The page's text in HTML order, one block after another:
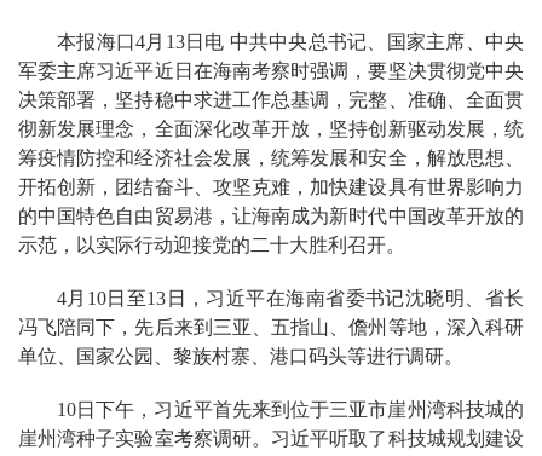
本报海口4月13日电 中共中央总书记、国家主席、中央
军委主席习近平近日在海南考察时强调，要坚决贯彻党中央
决策部署，坚持稳中求进工作总基调，完整、准确、全面贯
彻新发展理念，全面深化改革开放，坚持创新驱动发展，统
筹疫情防控和经济社会发展，统筹发展和安全，解放思想、
开拓创新，团结奋斗、攻坚克难，加快建设具有世界影响力
的中国特色自由贸易港，让海南成为新时代中国改革开放的
示范，以实际行动迎接党的二十大胜利召开。
4月10日至13日，习近平在海南省委书记沈晓明、省长
冯飞陪同下，先后来到三亚、五指山、儋州等地，深入科研
单位、国家公园、黎族村寨、港口码头等进行调研。
10日下午，习近平首先来到位于三亚市崖州湾科技城的
崖州湾种子实验室考察调研。习近平听取了科技城规划建设